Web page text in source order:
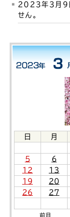
日 月
5
6
12
13
19
20
26
27
前月
2023年3月9
せん。